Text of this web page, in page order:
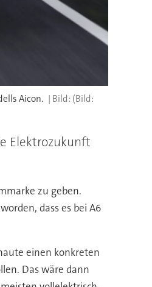
Aicon.
(Bild:
Elektrozukunft
zu geben.
dass es bei A6
einen konkreten
Das wäre dann